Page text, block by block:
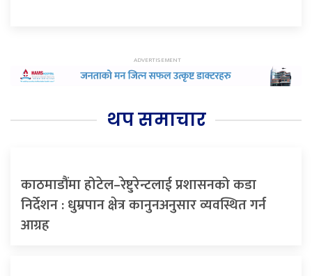
थप समाचार
काठमाडौंमा होटेल–रेष्टुरेन्टलाई प्रशासनको कडा
निर्देशन : धुम्रपान क्षेत्र कानुनअनुसार व्यवस्थित गर्न
आग्रह